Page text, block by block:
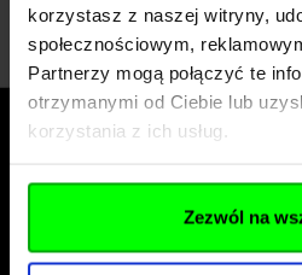
korzystasz z naszej witryny,
społecznościowym,
Partnerzy mogą połączyć te
otrzymanymi od Ciebie lub
korzystania z ich usług.
Zezwól na
klienta.
INFORMACJE
O nas